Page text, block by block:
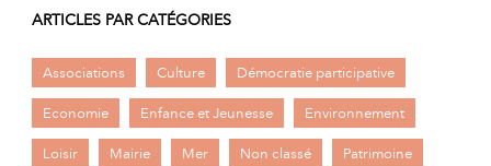
ARTICLES PAR CATÉGORIES
Associations Culture Démocratie participative
Economie Enfance et Jeunesse Environnement
Loisir Mairie Mer Non classé Patrimoine